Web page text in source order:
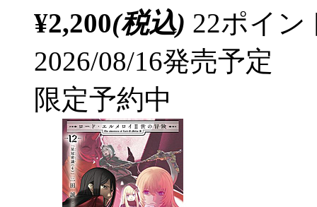
¥2,200(税込) 22ポイ
2026/08/16発売予定
限定予約中